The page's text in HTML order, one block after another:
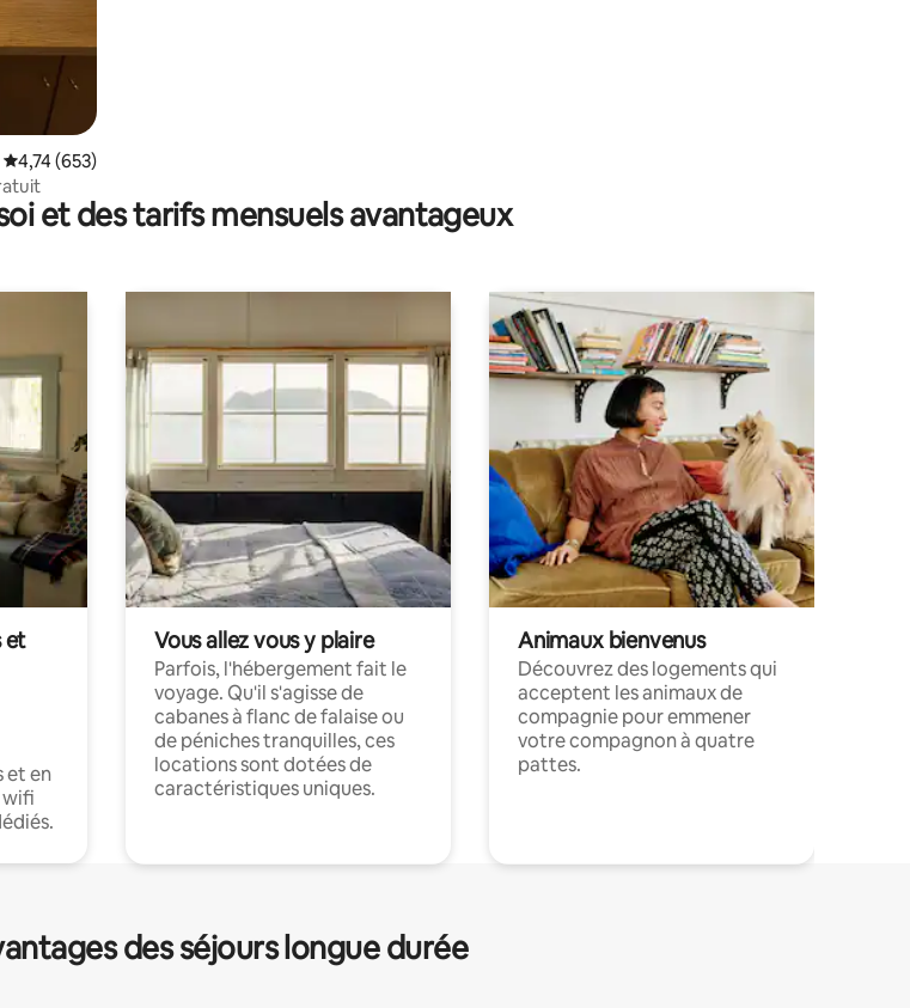
Évaluation moyenne sur la base de 653 commentaires : 4,74 sur 5
4,74 (653)
et des tarifs mensuels avantageux
et
et en
Vous allez vous y plaire
Parfois, l'hébergement fait le
voyage. Qu'il s'agisse de
cabanes à flanc de falaise ou
de péniches tranquilles, ces
locations sont dotées de
caractéristiques uniques.
Animaux bienvenus
Découvrez des logements qui
acceptent les animaux de
compagnie pour emmener
votre compagnon à quatre
pattes.
des séjours longue durée